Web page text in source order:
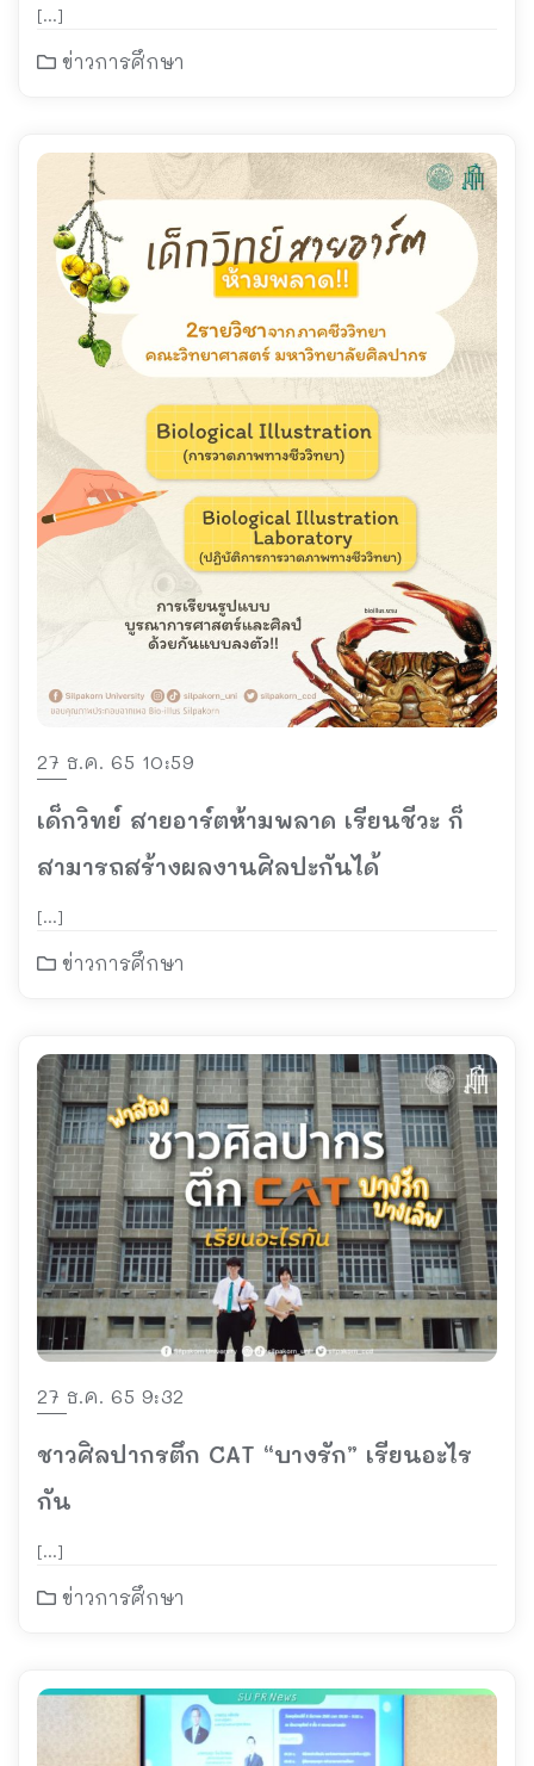
[…]
ข่าวการศึกษา
27 ธ.ค. 65 10:59
เด็กวิทย์ สายอาร์ตห้ามพลาด เรียนชีวะ ก็
สามารถสร้างผลงานศิลปะกันได้
[…]
ข่าวการศึกษา
27 ธ.ค. 65 9:32
ชาวศิลปากรตึก CAT “บางรัก” เรียนอะไร
กัน
[…]
ข่าวการศึกษา